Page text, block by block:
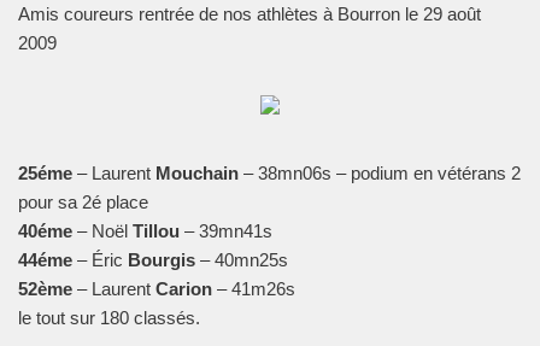
Amis coureurs rentrée de nos athlètes à Bourron le 29 août
2009
25éme – Laurent Mouchain – 38mn06s – podium en vétérans 2
pour sa 2é place
40éme – Noël Tillou – 39mn41s
44éme – Éric Bourgis – 40mn25s
52ème – Laurent Carion – 41m26s
le tout sur 180 classés.